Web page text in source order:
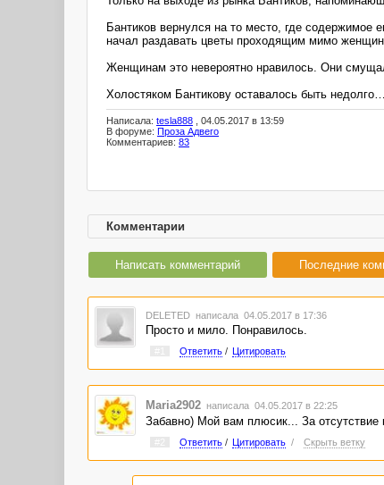
Бантиков вернулся на то место, где содержимое
начал раздавать цветы проходящим мимо
Женщинам это невероятно нравилось. Они
Холостяком Бантикову оставалось быть недолго…
Написала: tesla888 , 04.05.2017 в 13:59
В форуме: Проза Адвего
Комментариев: 83
Комментарии
Написать комментарий Последние
DELETED написала 04.05.2017 в 17:36
Просто и мило. Понравилось.
Ответить/ Цитировать
Maria2902 написала 04.05.2017 в 22:25
Забавно) Мой вам плюсик... За отсутствие
Ответить/ Цитировать / Скрыть ветку